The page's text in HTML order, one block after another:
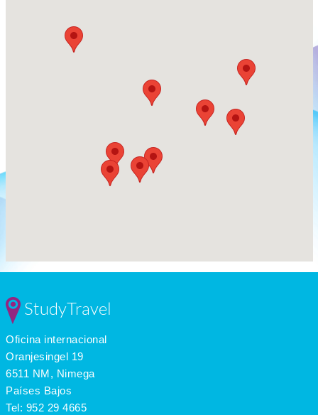
StudyTravel
Oficina internacional
Oranjesingel 19
6511 NM, Nimega
Países Bajos
Tel: 952 29 4665